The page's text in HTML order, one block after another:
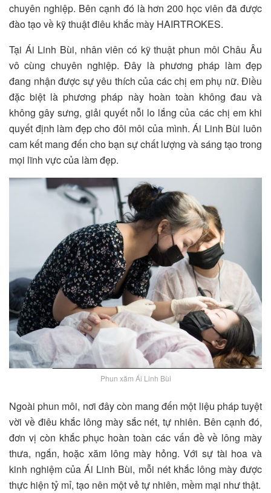
chuyên nghiệp. Bên cạnh đó là hơn 200 học viên đã được
đào tạo về kỹ thuật điêu khắc mày HAIRTROKES.
Tại Ái Linh Bùi, nhân viên có kỹ thuật phun môi Châu Âu
vô cùng chuyên nghiệp. Đây là phương pháp làm đẹp
đang nhận được sự yêu thích của các chị em phụ nữ. Điều
đặc biệt là phương pháp này hoàn toàn không đau và
không gây sưng, giải quyết nỗi lo lắng của các chị em khi
quyết định làm đẹp cho đôi môi của mình. Ái Linh Bùi luôn
cam kết mang đến cho bạn sự chất lượng và sáng tạo trong
mọi lĩnh vực của làm đẹp.
Phun xăm Ái Linh Bùi
Ngoài phun môi, nơi đây còn mang đến một liệu pháp tuyệt
vời về điêu khắc lông mày sắc nét, tự nhiên. Bên cạnh đó,
đơn vị còn khắc phục hoàn toàn các vấn đề về lông mày
thưa, ngắn, hoặc xăm lông mày hỏng. Với sự tài hoa và
kinh nghiệm của Ái Linh Bùi, mỗi nét khắc lông mày được
thực hiện tỷ mỉ, tạo nên một vẻ tự nhiên, mềm mại như thật.